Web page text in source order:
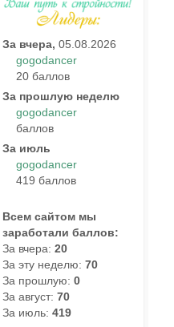
За вчера, 05.08.2026
gogodancer
20 баллов
За прошлую неделю
gogodancer
баллов
За июль
gogodancer
419 баллов
Всем сайтом мы
заработали баллов:
За вчера: 20
За эту неделю: 70
За прошлую: 0
За август: 70
За июль: 419